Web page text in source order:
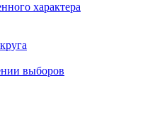
характера
выборов